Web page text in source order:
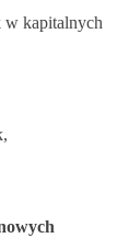
w kapitalnych